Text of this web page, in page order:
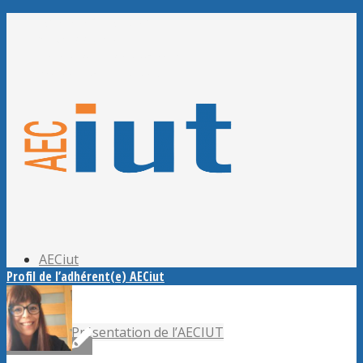
AECiut
Présentation de l’AECIUT
Profil de l’adhérent(e) AECiut